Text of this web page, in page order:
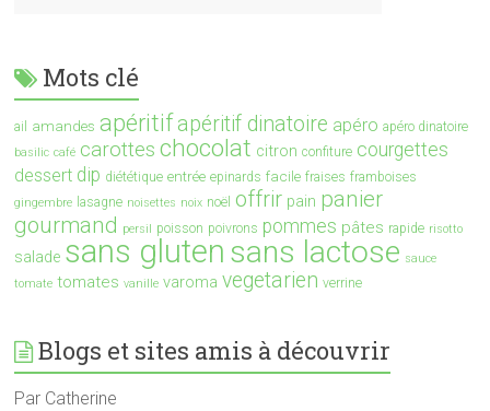
Mots clé
ail amandes apéritif apéritif dinatoire apéro apéro dinatoire
basilic café carottes chocolat citron confiture courgettes
dessert dip diététique entrée epinards facile fraises framboises
gingembre lasagne noisettes noix noël offrir pain panier
gourmand persil poisson poivrons pommes pâtes rapide risotto
salade sans gluten sans lactose sauce
tomate tomates vanille varoma vegetarien verrine
Blogs et sites amis à découvrir
Par Catherine